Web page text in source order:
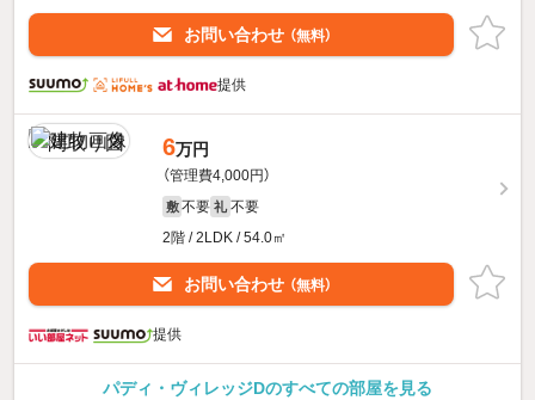
お問い合わせ （無料）
提供
6万円
（管理費4,000円）
敷 不要 礼 不要
2階 / 2LDK / 54.0㎡
お問い合わせ （無料）
提供
パディ・ヴィレッジDのすべての部屋を見る